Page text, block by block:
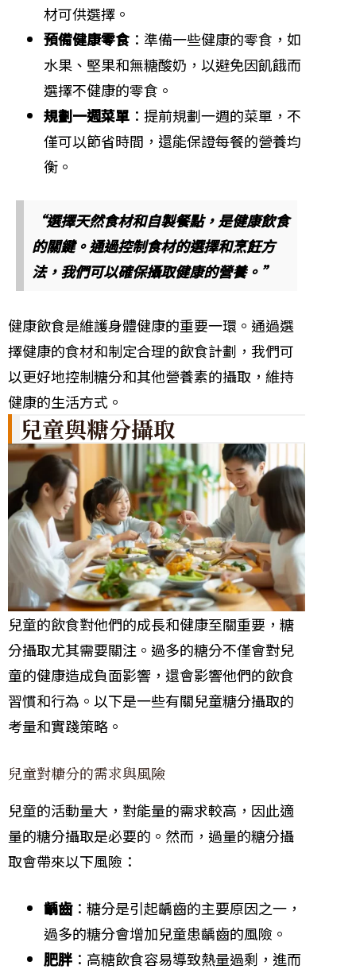
材可供選擇。
預備健康零食：準備一些健康的零食，如
水果、堅果和無糖酸奶，以避免因飢餓而
選擇不健康的零食。
規劃一週菜單 ：提前規劃一週的菜單，不
僅可以節省時間，還能保證每餐的營養均
衡。
“選擇天然食材和自製餐點，是健康飲食
的關鍵。通過控制食材的選擇和烹飪方
法，我們可以確保攝取健康的營養。”
健康飲食是維護身體健康的重要一環。通過選
擇健康的食材和制定合理的飲食計劃，我們可
以更好地控制糖分和其他營養素的攝取，維持
健康的生活方式。
兒童與糖分攝取
兒童的飲食對他們的成長和健康至關重要，糖
分攝取尤其需要關注。過多的糖分不僅會對兒
童的健康造成負面影響，還會影響他們的飲食
習慣和行為。以下是一些有關兒童糖分攝取的
考量和實踐策略。
兒童對糖分的需求與風險
兒童的活動量大，對能量的需求較高，因此適
量的糖分攝取是必要的。然而，過量的糖分攝
取會帶來以下風險：
齲齒：糖分是引起齲齒的主要原因之一，
過多的糖分會增加兒童患齲齒的風險。
肥胖 ：高糖飲食容易導致熱量過剩，進而